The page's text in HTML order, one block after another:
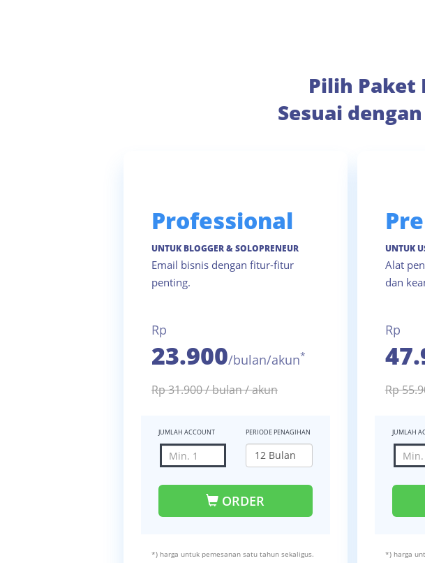
Pilih Paket
Sesuai
Professional
UNTUK BLOGGER & SOLOPRENEUR
Email bisnis dengan fitur-fitur
penting.
Rp
23.900/bulan/akun*
Rp 31.900 / bulan / akun
JUMLAH ACCOUNT PERIODE PENAGIHAN
ORDER
*) harga untuk pemesanan satu tahun sekaligus.
UNTUK
Alat
dan
Rp
Rp
JUMLAH
*) harga